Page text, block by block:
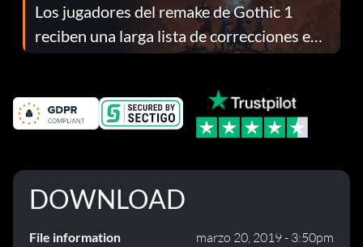
Los jugadores del remake de Gothic 1
reciben una larga lista de correcciones en
el parche 1.0.4
DOWNLOAD
File information marzo 20, 2019 - 3:50pm